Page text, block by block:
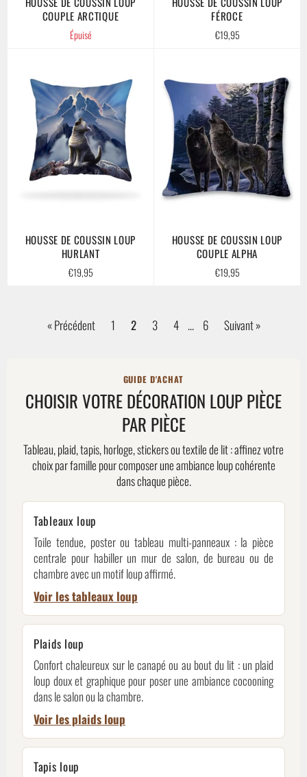
COUPLE ARCTIQUE
Épuisé
FÉROCE
Prix
€19,95
HOUSSE DE COUSSIN LOUP
HURLANT
Prix
€19,95
HOUSSE DE COUSSIN LOUP
COUPLE ALPHA
Prix
€19,95
« Précédent 1 2 3 4 … 6 Suivant »
GUIDE D'ACHAT
CHOISIR VOTRE DÉCORATION LOUP PIÈCE
PAR PIÈCE
Tableau, plaid, tapis, horloge, stickers ou textile de lit : affinez votre
choix par famille pour composer une ambiance loup cohérente
dans chaque pièce.
Tableaux loup
Toile tendue, poster ou tableau multi-panneaux : la pièce
centrale pour habiller un mur de salon, de bureau ou de
chambre avec un motif loup affirmé.
Voir les tableaux loup
Plaids loup
Confort chaleureux sur le canapé ou au bout du lit : un plaid
loup doux et graphique pour poser une ambiance cocooning
dans le salon ou la chambre.
Voir les plaids loup
Tapis loup